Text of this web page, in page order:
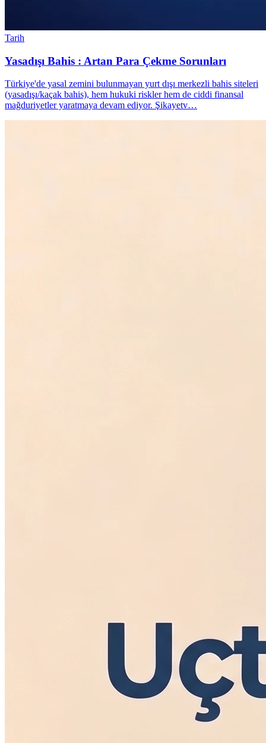
Tarih
Yasadışı Bahis : Artan Para Çekme Sorunları
Türkiye'de yasal zemini bulunmayan yurt dışı merkezli bahis siteleri
(yasadışı/kaçak bahis), hem hukuki riskler hem de ciddi finansal
mağduriyetler yaratmaya devam ediyor. Şikayetv…